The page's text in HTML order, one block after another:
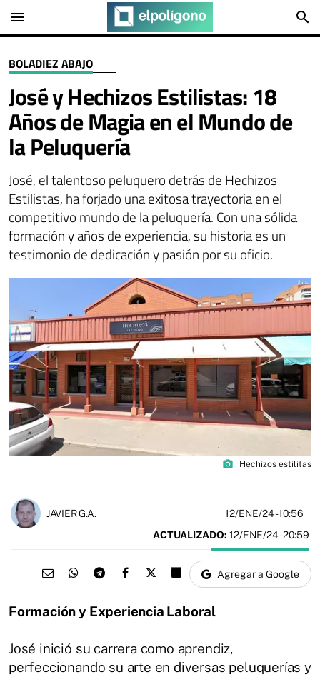
menu search
BOLADIEZ ABAJO
José y Hechizos Estilistas: 18
Años de Magia en el Mundo de
la Peluquería
José, el talentoso peluquero detrás de Hechizos
Estilistas, ha forjado una exitosa trayectoria en el
competitivo mundo de la peluquería. Con una sólida
formación y años de experiencia, su historia es un
testimonio de dedicación y pasión por su oficio.
photo_camera Hechizos estilitas
JAVIER G.A. 12/ENE/24- 10:56
ACTUALIZADO: 12/ENE/24 - 20:59
Agregar a Google
Formación y Experiencia Laboral
José inició su carrera como aprendiz,
perfeccionando su arte en diversas peluquerías y